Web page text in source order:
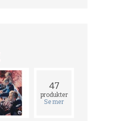
47
produkter
Se mer